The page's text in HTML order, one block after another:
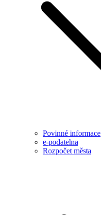
Povinné informace
e-podatelna
Rozpočet města